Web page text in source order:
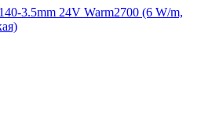
3.5mm 24V Warm2700 (6 W/m,